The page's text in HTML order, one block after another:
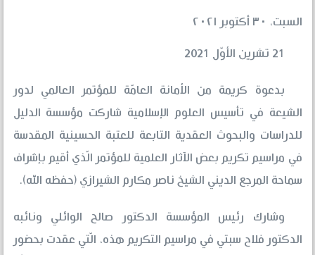
السبت، ٣٠ أكتوبر ٢٠٢١
21 تشرين الأوّل 2021
بدعوة كريمة من الأمانة العامّة للمؤتمر العالمي لدور
الشيعة في تأسيس العلوم الإسلامية شاركت مؤسسة الدليل
للدراسات والبحوث العقدية التابعة للعتبة الحسينية المقدسة
في مراسيم تكريم بعض الآثار العلمية للمؤتمر الّذي أقيم بإشراف
سماحة المرجع الديني الشيخ ناصر مكارم الشيرازي (حفظه الله).
وشارك رئيس المؤسسة الدكتور صالح الوائلي ونائبه
الدكتور فلاح سبتي في مراسيم التكريم هذه، الّتي عقدت بحضور